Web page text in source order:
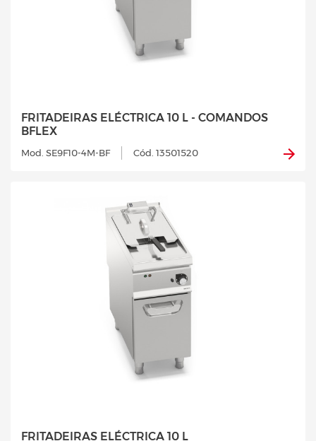
FRITADEIRAS ELÉCTRICA 10 L - COMANDOS
BFLEX
Mod. SE9F10-4M-BF Cód. 13501520
FRITADEIRAS ELÉCTRICA 10 L